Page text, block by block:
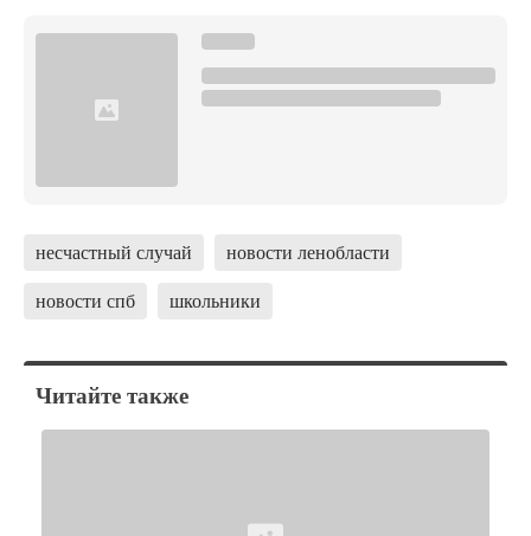
несчастный случай
новости ленобласти
новости спб
школьники
Читайте также